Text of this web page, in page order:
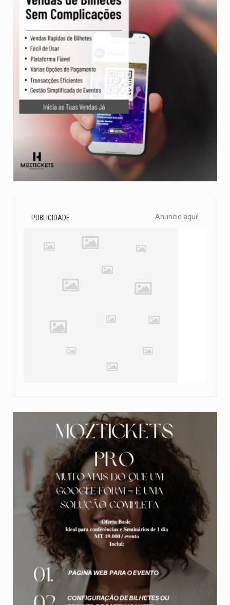
PUBLICIDADE Anuncie aqui!